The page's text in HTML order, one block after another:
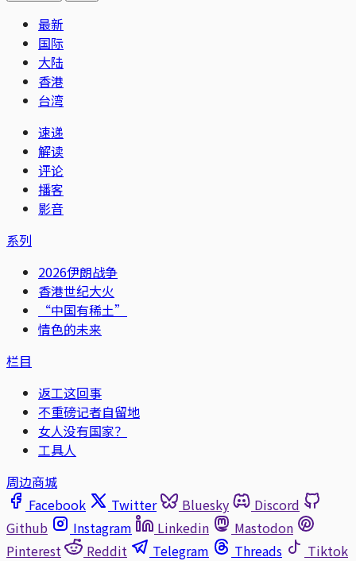
最新
国际
大陆
香港
台湾
速递
解读
评论
播客
影音
系列
2026伊朗战争
香港世纪大火
“中国有稀土”
情色的未来
栏目
返工这回事
不重磅记者自留地
女人没有国家？
工具人
周边商城
Facebook
Twitter Bluesky
Discord
Github
Instagram Linkedin
Mastodon
Pinterest
Reddit Telegram Threads
Tiktok